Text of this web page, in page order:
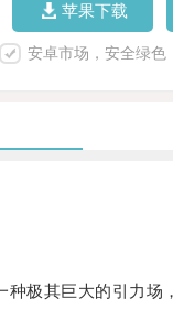
苹果下载
安卓市场，安全绿色
极其巨大的引力场